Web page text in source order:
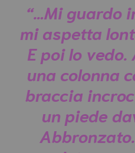
“…Mi guardo
mi aspetta
E poi lo
una colonna
braccia
un piede